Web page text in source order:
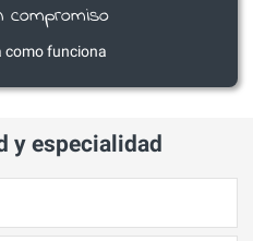
compromiso
como funciona
y especialidad